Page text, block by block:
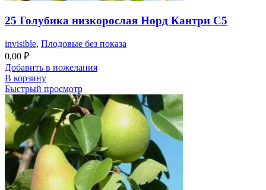
25 Голубика низкорослая Норд Кантри С5
invisible, Плодовые без показа
0,00 ₽
Добавить в пожелания
В корзину
Быстрый просмотр